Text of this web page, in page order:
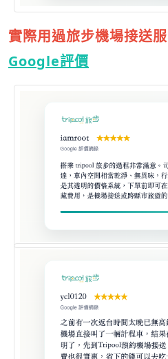
實際用過旅步機場接送
Google評價